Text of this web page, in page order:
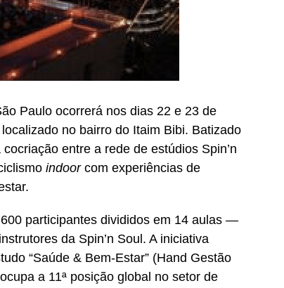
Paulo ocorrerá nos dias 22 e 23 de
no bairro do Itaim Bibi. Batizado
entre a rede de estúdios Spin’n
indoorcom experiências de
participantes divididos em 14 aulas —
da Spin’n Soul. A iniciativa
“Saúde & Bem-Estar” (Hand Gestão
a 11ª posição global no setor de